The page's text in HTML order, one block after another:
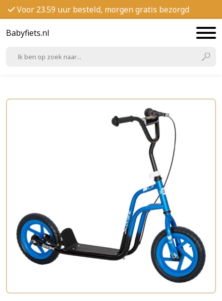
Voor 23.59 uur besteld, morgen gratis bezorgd
Babyfiets.nl